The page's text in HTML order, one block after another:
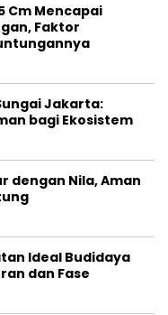
Cm Mencapai
Faktor
Jakarta:
bagi Ekosistem
dengan Nila, Aman
Ideal Budidaya
dan Fase